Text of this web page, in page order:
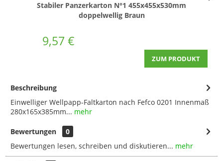
Stabiler Panzerkarton N°1 455x455x530mm
doppelwellig Braun
9,57 €
ZUM PRODUKT
Beschreibung
Einwelliger Wellpapp-Faltkarton nach Fefco 0201 Innenmaß
280x165x385mm... mehr
Bewertungen
0
Bewertungen lesen, schreiben und diskutieren... mehr